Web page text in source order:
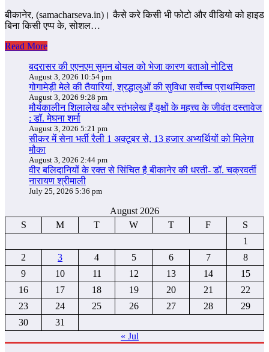
बीकानेर, (samacharseva.in)। कैसे करे किसी भी फोटो और वीडियो को हाइड
बिना किसी एप्‍प के, सोशल…
Read More
बदरासर की एएनएम सुमन बोयल को भेजा कारण बताओ नोटिस
August 3, 2026 10:54 pm
गोगामेड़ी मेले की तैयारियां, श्रद्धालुओं की सुविधा सर्वोच्च प्राथमिकता
August 3, 2026 9:28 pm
मौर्यकालीन शिलालेख और स्तंभलेख हैं वृक्षों के महत्त्व के जीवंत दस्तावेज
: डॉ. मेघना शर्मा
August 3, 2026 5:21 pm
सीकर में सेना भर्ती रैली 1 अक्टूबर से, 13 हजार अभ्यर्थियों को मिलेगा
मौका
August 3, 2026 2:44 pm
वीर बलिदानियों के रक्त से सिंचित है बीकानेर की धरती- डॉ. चक्रवर्ती
नारायण श्रीमाली
July 25, 2026 5:36 pm
August 2026
S
M T W T F
S
1
2
3 4 5 6 7
8
9
10 11 12 13 14
15
16
17 18 19 20 21
22
23
24 25 26 27 28
29
30
31
« Jul